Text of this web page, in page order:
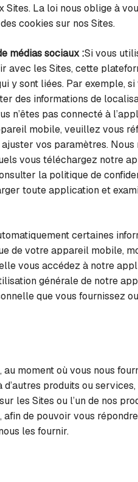
La loi nous oblige à
cookies sur nos Sites.
médias sociaux :Si vous
les Sites, cette
y sont liées. Par exemple,
des informations de
pas connecté à
mobile, veuillez vous
vos paramètres.
vous téléchargez notre
la politique de
toute application et
certaines
de votre appareil mobile,
vous accédez à notre
générale de notre
que vous fournissez
moment où vous nous
produits ou
les Sites ou l’un de nos
de pouvoir vous
les fournir.